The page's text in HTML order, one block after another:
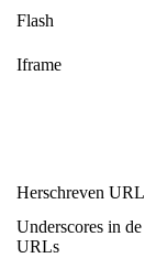
Flash
Iframe
Herschreven URL
Underscores in de
URLs